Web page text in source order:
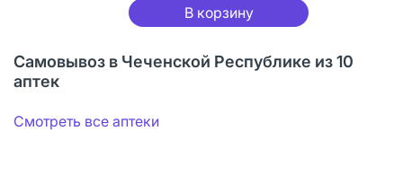
В корзину
Самовывоз в Чеченской Республике из 10
аптек
Смотреть все аптеки